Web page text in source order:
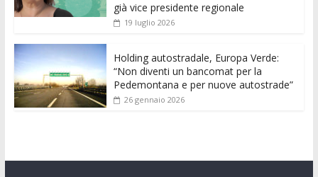
già vice presidente regionale
19 luglio 2026
Holding autostradale, Europa Verde:
“Non diventi un bancomat per la
Pedemontana e per nuove autostrade”
26 gennaio 2026